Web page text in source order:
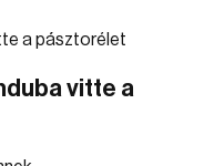
vitte a